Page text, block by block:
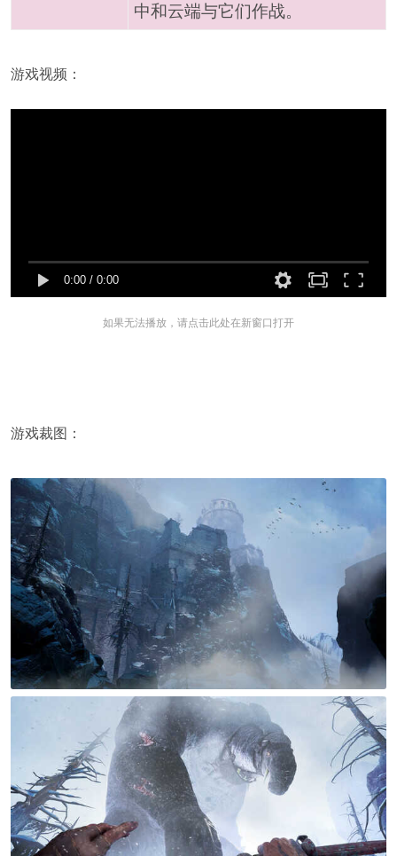
中和云端与它们作战。
游戏视频：
0:00/ 0:00
如果无法播放，请点击此处在新窗口打开
游戏裁图：